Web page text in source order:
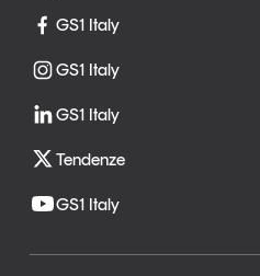
GS1 Italy
GS1 Italy
GS1 Italy
Tendenze
GS1 Italy